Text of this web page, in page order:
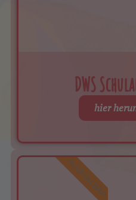
DWS
hier
AUSFÜLLBAR